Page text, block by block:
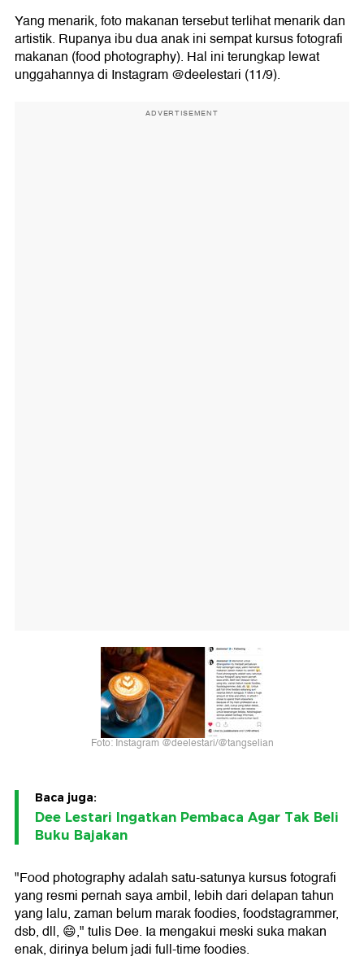
Yang menarik, foto makanan tersebut terlihat menarik dan
artistik. Rupanya ibu dua anak ini sempat kursus fotografi
makanan (food photography). Hal ini terungkap lewat
unggahannya di Instagram @deelestari (11/9).
ADVERTISEMENT
Foto: Instagram @deelestari/@tangselian
Baca juga:
Dee Lestari Ingatkan Pembaca Agar Tak Beli
Buku Bajakan
"Food photography adalah satu-satunya kursus fotografi
yang resmi pernah saya ambil, lebih dari delapan tahun
yang lalu, zaman belum marak foodies, foodstagrammer,
dsb, dll, 😄," tulis Dee. Ia mengakui meski suka makan
enak, dirinya belum jadi full-time foodies.